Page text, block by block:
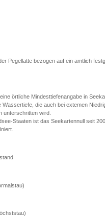
Pegellatte bezogen auf ein amtlich
örtliche Mindesttiefenangabe in
Wassertiefe, die auch bei extemen
unterschritten wird.
Staaten ist das Seekartennull seit